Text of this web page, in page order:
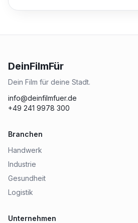
DeinFilmFür
Dein Film für deine Stadt.
info@deinfilmfuer.de
+49 241 9978 300
Branchen
Handwerk
Industrie
Gesundheit
Logistik
Unternehmen